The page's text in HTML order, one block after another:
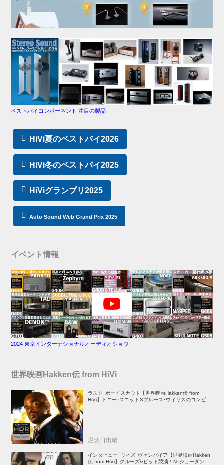
ベストバイコンポーネント 注目の製品
HiVi夏のベストバイ2026
HiVi冬のベストバイ2025
HiViグランプリ2025
Auto Sound Web Grand Prix 2025
イベント情報
2024 東京インターナショナルオーディオショウ
世界映画Hakken伝 from HiVi
ラスト･ボーイスカウト【世界映画Hakken伝 from
HiVi】トニー･スコット✕ブルース･ウィリスのコンビが
堀切日出晴
インタビュー･ウィズ･ヴァンパイア【世界映画Hakken
伝 from HiVi】クルーズ&ピット競演！N･ジョーダン監